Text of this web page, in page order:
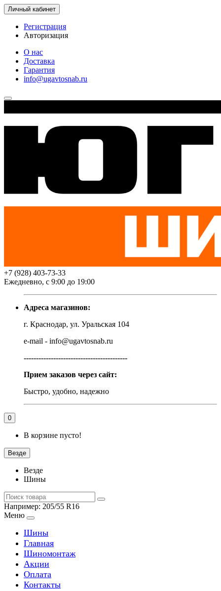
Личный кабинет
Регистрация
Авторизация
О нас
Доставка
Гарантия
info@ugavtosnab.ru
+7 (928) 403-73-33
Ежедневно, с 9:00 до 19:00
Адреса магазинов:
г. Краснодар, ул. Уральская 104
e-mail - info@ugavtosnab.ru
------------------------------------------
Прием заказов через сайт:
Быстро, удобно, надежно
0
В корзине пусто!
Везде
Везде
Шины
Например: 205/55 R16
Меню
Шины
Главная
Шиномонтаж
Акции
Оплата
Контакты